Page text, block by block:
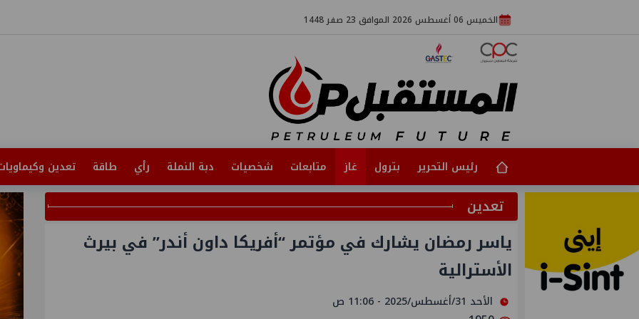
الخميس 06 أغسطس 2026 الموافق 23 صفر 1448
رئيس التحرير بترول غاز متابعات شخصيات دبة النملة رأي طاقة تعدين
تعدين
ياسر رمضان يشارك في مؤتمر “أفريكا داون أندر” في بيرث
الأسترالية
الأحد 31/أغسطس/2025 - 11:06 ص